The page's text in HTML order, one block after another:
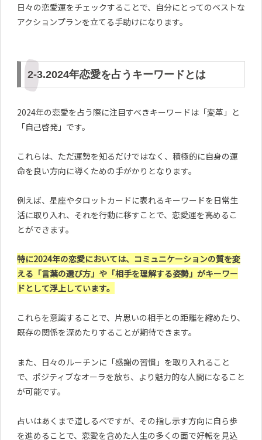
日々の恋愛運をチェックすることで、自分にとってのベストな
アクションプランを立てる手助けになります。
2-3.2024年恋愛を占うキーワードとは
2024年の恋愛を占う際に注目すべきキーワードは「変革」と
「自己啓発」です。
これらは、ただ運勢を知るだけではなく、積極的に自身の運
命を良い方向に導くための手がかりとなります。
例えば、星座やタロットカードに表れるキーワードを日常生
活に取り入れ、それを行動に移すことで、恋愛運を高めるこ
とができます。
特に2024年の恋愛においては、コミュニケーションの質を変
える「言葉の選び方」や「相手を理解する姿勢」がキーワー
ドとして浮上しています。
これらを意識することで、片思いの相手との距離を縮めたり、
既存の関係を深めたりすることが期待できます。
また、日々のルーチンに「感謝の習慣」を取り入れること
で、ポジティブなオーラを放ち、より魅力的な人間になること
が可能です。
占いはあくまで道しるべですが、その指し示す方向に自ら歩
を進めることで、恋愛を含めた人生の多くの面で好転を見込